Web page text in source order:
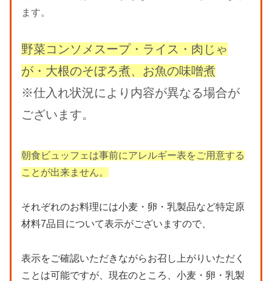
ます。
野菜コンソメスープ・ライス・肉じゃ
が・大根のそぼろ煮、お魚の味噌煮
※仕入れ状況により内容が異なる場合が
ございます。
朝食ビュッフェは事前にアレルギー表をご用意する
ことが出来ません。
それぞれのお料理には小麦・卵・乳製品など特定原
材料7品目について表示がございますので、
表示をご確認いただきながらお召し上がりいただく
ことは可能ですが、現在のところ、小麦・卵・乳製